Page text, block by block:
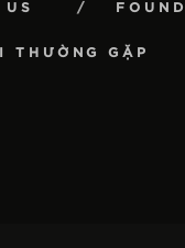
THƯỜNG GẶP